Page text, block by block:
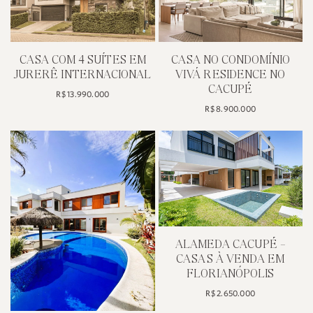
R$ 13.000.000
R$
CASA INCRÍVEL NO
BAIRRO JURERÊ
INTERNACIONAL
R$ 8.250.000
COBERTURA
MAR EM
R$